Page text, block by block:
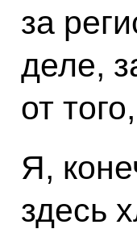
за
деле,
от
Я,
здесь